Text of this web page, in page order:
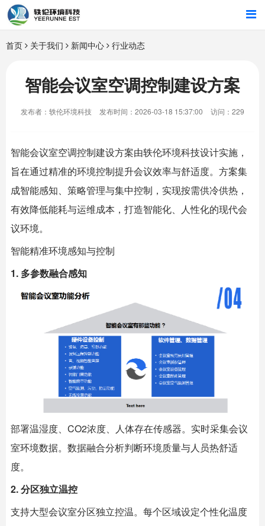
首页
行业解决方案
智能硬件
关于我们
首页 关于我们 新闻中心 行业动态
智能会议室空调控制建设方案
发布者：轶伦环境科技 发布时间：2026-03-18 15:37:00 访问：229
智能会议室空调控制建设方案由轶伦环境科技设计实施，
旨在通过精准的环境控制提升会议效率与舒适度。方案集
成智能感知、策略管理与集中控制，实现按需供冷供热，
有效降低能耗与运维成本，打造智能化、人性化的现代会
议环境。
智能精准环境感知与控制
1. 多参数融合感知
部署温湿度、CO2浓度、人体存在传感器。实时采集会议
室环境数据。数据融合分析判断环境质量与人员热舒适
度。
2. 分区独立温控
支持大型会议室分区独立控温。每个区域设定个性化温度